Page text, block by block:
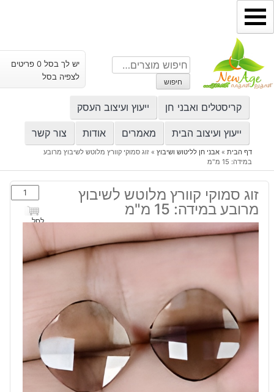
דילוג
לתוכן
חיפוש
עבור:
חיפוש
יש לך בסל 0 פריטים
לצפיה בסל
קריסטלים ואבני חן ייעוץ ועיצוב העסק
ייעוץ ועיצוב הבית מאמרים אודות צור קשר
דף הבית» אבני חן לליטוש ושיבוץ» זוג סמוקי קוורץ מלוטש לשיבוץ מרובע
במידה: 15 מ"מ
זוג סמוקי קוורץ מלוטש לשיבוץ
מרובע במידה: 15 מ"מ
כמות
של
זוג
סמוקי
קוורץ
מלוטש
מ"מ
לסל